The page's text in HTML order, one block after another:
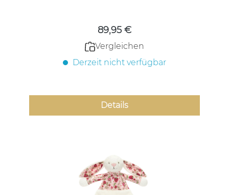
89,95 €
Vergleichen
Derzeit nicht verfügbar
Details